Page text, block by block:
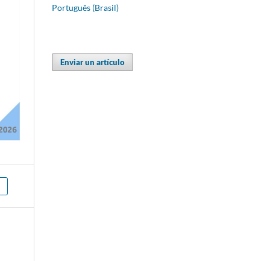
Português (Brasil)
Enviar un artículo